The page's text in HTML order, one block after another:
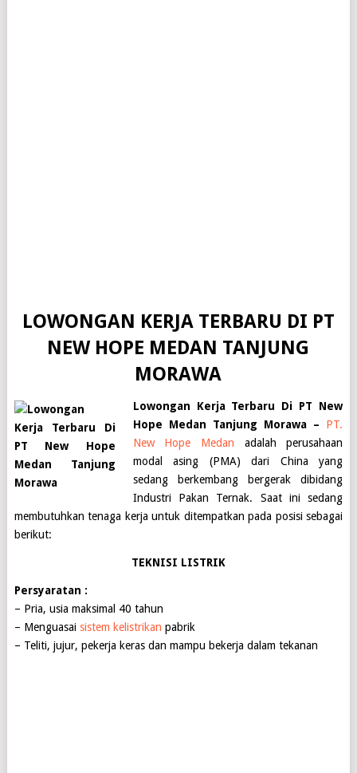
LOWONGAN KERJA TERBARU DI PT
NEW HOPE MEDAN TANJUNG
MORAWA
Lowongan Kerja Terbaru Di PT New
Hope Medan Tanjung Morawa – PT.
New Hope Medan adalah perusahaan
modal asing (PMA) dari China yang
sedang berkembang bergerak dibidang
Industri Pakan Ternak. Saat ini sedang
membutuhkan tenaga kerja untuk ditempatkan pada posisi sebagai
berikut:
TEKNISI LISTRIK
Persyaratan :
– Pria, usia maksimal 40 tahun
– Menguasai sistem kelistrikan pabrik
– Teliti, jujur, pekerja keras dan mampu bekerja dalam tekanan